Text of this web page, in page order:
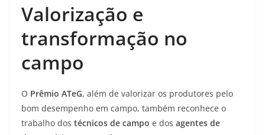
Valorização e
transformação no
campo
O Prêmio ATeG, além de valorizar os produtores pelo
bom desempenho em campo, também reconhece o
trabalho dos técnicos de campo e dos agentes de